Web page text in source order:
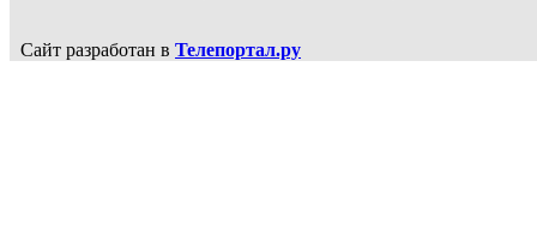
Сайт разработан в Телепортал.ру